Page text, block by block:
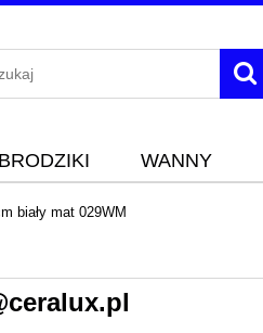
BRODZIKI WANNY
biały mat 029WM